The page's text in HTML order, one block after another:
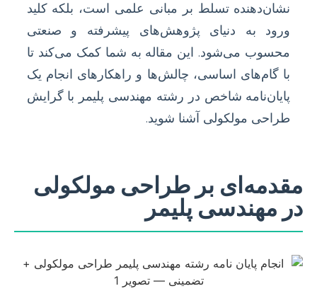
نشان‌دهنده تسلط بر مبانی علمی است، بلکه کلید
ورود به دنیای پژوهش‌های پیشرفته و صنعتی
محسوب می‌شود. این مقاله به شما کمک می‌کند تا
با گام‌های اساسی، چالش‌ها و راهکارهای انجام یک
پایان‌نامه شاخص در رشته مهندسی پلیمر با گرایش
طراحی مولکولی آشنا شوید.
مقدمه‌ای بر طراحی مولکولی
در مهندسی پلیمر